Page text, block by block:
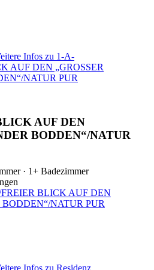
Infos zu 1-A-
AUF DEN „GROSSER
NATUR PUR
AUF DEN
BODDEN“/NATUR
· 1+ Badezimmer
FREIER BLICK AUF DEN
BODDEN“/NATUR PUR